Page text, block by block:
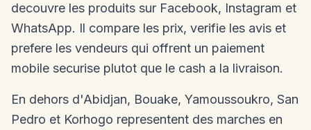
decouvre les produits sur Facebook, Instagram et
WhatsApp. Il compare les prix, verifie les avis et
prefere les vendeurs qui offrent un paiement
mobile securise plutot que le cash a la livraison.
En dehors d'Abidjan, Bouake, Yamoussoukro, San
Pedro et Korhogo representent des marches en